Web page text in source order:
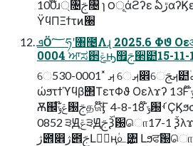
100໊ɹ্৔ࢢ৔ ɿ ౦ূάϩʔε ఏڙαʔϏε ɿ IPOίϯαϧςΟ ϯά
ΫϥΠΞϯτͷ੠
ܦӦ؅ཧʹ৘೤Λɻ 2025.6 Φϑ Οεॴࡏ஍ ԣ඿ ˟220-
େࡕ ˟530-0001 େࡕ෎େࡕࢢ๺۠കా 2-2-2
ώϧτϯϓϥβ΢ΤετΦϑ Οελϫʔ 13F ໊ݹ԰ ˟450-0002
Ѫ஌ݝ໊ݹ԰ࢢதଜ໊۠Ӻ 4-8-18 ໊ݹ԰ࡾҪϏϧσΟ ϯά๺ؗ 11F ੩Ԭ ˟420-
0852 ੩Ԭݝ੩ԬࢢѮ۠ࠠ԰ொ17-1 Ѯλϫʔ 1F ژ౎ ˟600-8411
ژ౎෎ژ౎ࢢԼژ۠ӊؙ௨࢛৚ Լϧਫۜ԰ொ620൪஍ COCONӊؙ 5F